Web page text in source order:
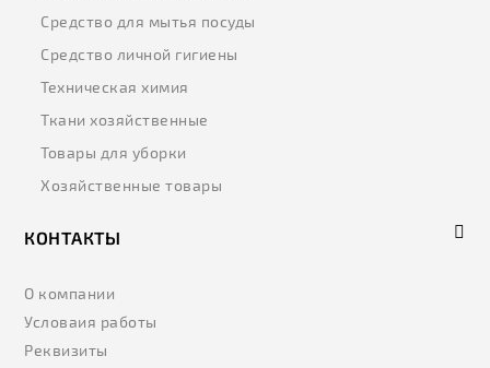
Средство для мытья посуды
Средство личной гигиены
Техническая химия
Ткани хозяйственные
Товары для уборки
Хозяйственные товары
КОНТАКТЫ
О компании
Условаия работы
Реквизиты